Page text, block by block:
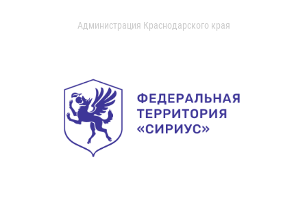
Администрация Краснодарского края